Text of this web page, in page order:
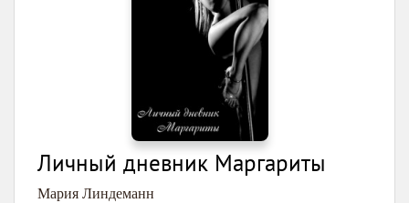
Личный дневник Маргариты
Мария Линдеманн